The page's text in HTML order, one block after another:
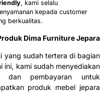
, kami selalu
kepada customer
berkualitas.
Dima Furniture Jepara
yang sudah tertera di bagian
ini, kami sudah menyediakan
dan pembayaran untuk
produk mebel jepara